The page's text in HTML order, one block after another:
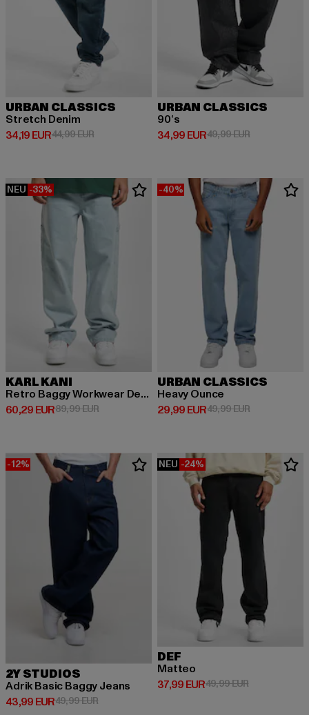
URBAN CLASSICS
Stretch Denim
34,19 EUR
Derzeitiger Preis: 34,19 EUR
44,99 EURAktionspreis: 44,99 EUR
URBAN CLASSICS
90‘s
34,99 EUR
Derzeitiger Preis: 34,99 EUR
49,99 EURAktionspreis:
NEU -33%
KARL KANI
Retro Baggy Workwear Denim Loose Fit
60,29 EUR
Derzeitiger Preis: 60,29 EUR
89,99 EURAktionspreis: 89,99 EUR
-40%
URBAN CLASSICS
Heavy Ounce
29,99 EUR
Derzeitiger Preis: 29,99 EUR
49,99 EURAktionspreis:
-12%
2Y STUDIOS
Adrik Basic Baggy Jeans
43,99 EUR
Derzeitiger Preis: 43,99 EUR
49,99 EURAktionspreis: 49,99 EUR
NEU -24%
DEF
Matteo
37,99 EUR
Derzeitiger Preis: 37,99 EUR
49,99 EURAktionspreis: